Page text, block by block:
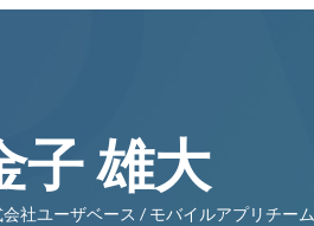
子 雄大
社ユーザベース / モバイルアプリチーム